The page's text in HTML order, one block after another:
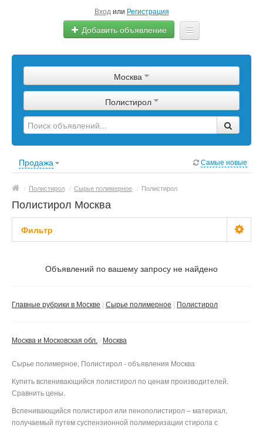
Вход или Регистрация
Добавить объявление
Сырье
Изделия
Оборудование
Москва
Полистирол
Продажа Самые новые
/ Полистирол / Сырье полимерное / Полистирол
Полистирол Москва
Фильтр
Не важно
Не важно
Черкизовская
Преображенская площадь
Красносельская
Замоскворецкая
Речной вокзал
Водный стадион
Сокол
Арбатско-Покровская
Пятницкое шоссе
Волоколамская
Филёвская
Кунцевская
Пионерская
Кольцевая
Парк культуры
Калужско-Рижская
Частные
Компании
Объявлений по вашему запросу не найдено
Главные рубрики в Москве Сырье полимерное Полистирол
Москва и Московская обл. Москва
Сырье полимерное, Полистирол - объявления Москва
Купить вспенивающийся полистирол по ценам производителей.
Сравнить цены.
Вспенивающийся полистирол или пенополистирол – материал,
получаемый путем суспензионной полимеризации стирола с